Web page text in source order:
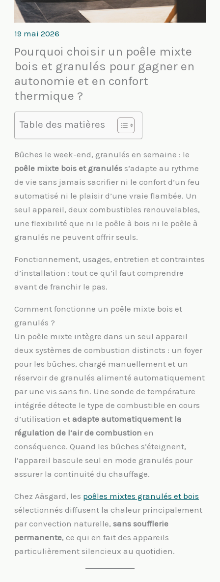
19 mai 2026
Pourquoi choisir un poêle mixte
bois et granulés pour gagner en
autonomie et en confort
thermique ?
Table des matières
Bûches le week-end, granulés en semaine : le
poêle mixte bois et granulés s’adapte au rythme
de vie sans jamais sacrifier ni le confort d’un feu
automatisé ni le plaisir d’une vraie flambée. Un
seul appareil, deux combustibles renouvelables,
une flexibilité que ni le poêle à bois ni le poêle à
granulés ne peuvent offrir seuls.
Fonctionnement, usages, entretien et contraintes
d’installation : tout ce qu’il faut comprendre
avant de franchir le pas.
Comment fonctionne un poêle mixte bois et
granulés ?
Un poêle mixte intègre dans un seul appareil
deux systèmes de combustion distincts : un foyer
pour les bûches, chargé manuellement et un
réservoir de granulés alimenté automatiquement
par une vis sans fin. Une sonde de température
intégrée détecte le type de combustible en cours
d’utilisation etadapte automatiquement la
régulation de l’air de combustion en
conséquence. Quand les bûches s’éteignent,
l’appareil bascule seul en mode granulés pour
assurer la continuité du chauffage.
Chez Aäsgard, les poêles mixtes granulés et bois
sélectionnés diffusent la chaleur principalement
par convection naturelle,sans soufflerie
permanente, ce qui en fait des appareils
particulièrement silencieux au quotidien.